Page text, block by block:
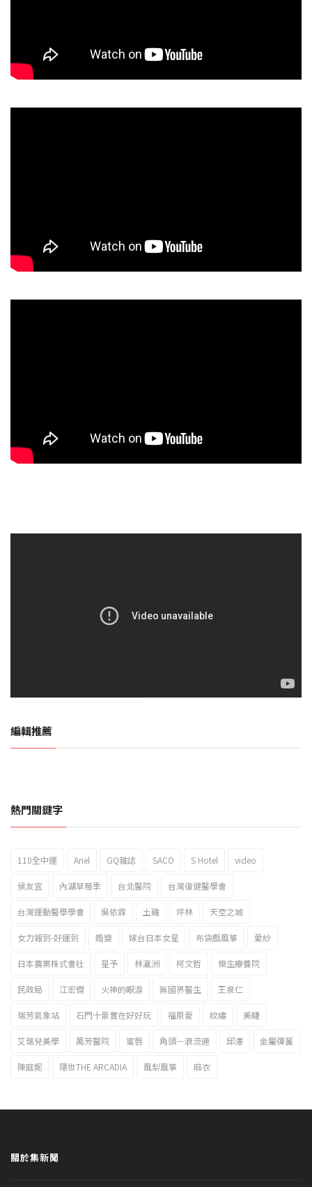
編輯推薦
2023新北市北海岸國際風箏節「風在石起」霸氣回歸
熱門關鍵字
110全中運 Ariel GQ雜誌 SACO S Hotel video
侯友宜 內湖草莓季 台北醫院 台灣復健醫學會
台灣運動醫學學會 吳依霖 土雞 坪林 天空之城
女力報到-好運到 婚變 嫁台日本女星 布袋戲風箏 愛紗
日本農業株式會社 星予 林瀛洲 柯文哲 樂生療養院
民政局 江宏傑 火神的眼淚 無國界醫生 王泉仁
瑞芳氣象站 石門十景實在好好玩 福原愛 紋繡 美睫
艾瑞兒美學 萬芳醫院 蜜唇 角頭－浪流連 邱澤 金屬彈簧
陳庭妮 隱世THE ARCADIA 風梨風箏 麻衣
關於集新聞